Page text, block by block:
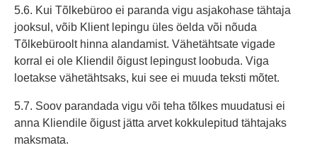
5.6. Kui Tõlkebüroo ei paranda vigu asjakohase tähtaja
jooksul, võib Klient lepingu üles öelda või nõuda
Tõlkebüroolt hinna alandamist. Vähetähtsate vigade
korral ei ole Kliendil õigust lepingust loobuda. Viga
loetakse vähetähtsaks, kui see ei muuda teksti mõtet.
5.7. Soov parandada vigu või teha tõlkes muudatusi ei
anna Kliendile õigust jätta arvet kokkulepitud tähtajaks
maksmata.